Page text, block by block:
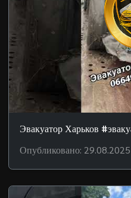
Опубликовано: 29.08.2025